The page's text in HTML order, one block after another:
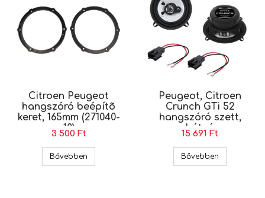
Citroen Peugeot
hangszóró beépítõ
keret, 165mm (271040-
10)
3 500 Ft
Bővebben Citroen Peugeot hangszóró beépítõ keret,
Peugeot, Citroen
Crunch GTi 52
hangszóró szett,
hátsó
15 691 Ft
Bővebben